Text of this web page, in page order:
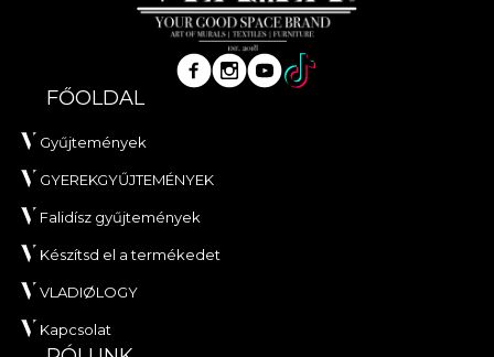
FŐOLDAL
Gyűjtemények
GYEREKGYŰJTEMÉNYEK
Falidísz gyűjtemények
Készítsd el a termékedet
VLADIØLOGY
Kapcsolat